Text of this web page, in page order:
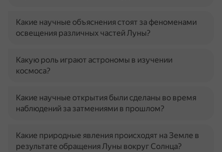
Какие научные объяснения стоят за феноменами
освещения различных частей Луны?
Какую роль играют астрономы в изучении
космоса?
Какие научные открытия были сделаны во время
наблюдений за затмениями в прошлом?
Какие природные явления происходят на Земле в
результате обращения Луны вокруг Солнца?